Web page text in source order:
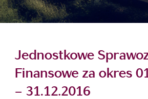
Jednostkowe
Finansowe za okres
– 31.12.2016